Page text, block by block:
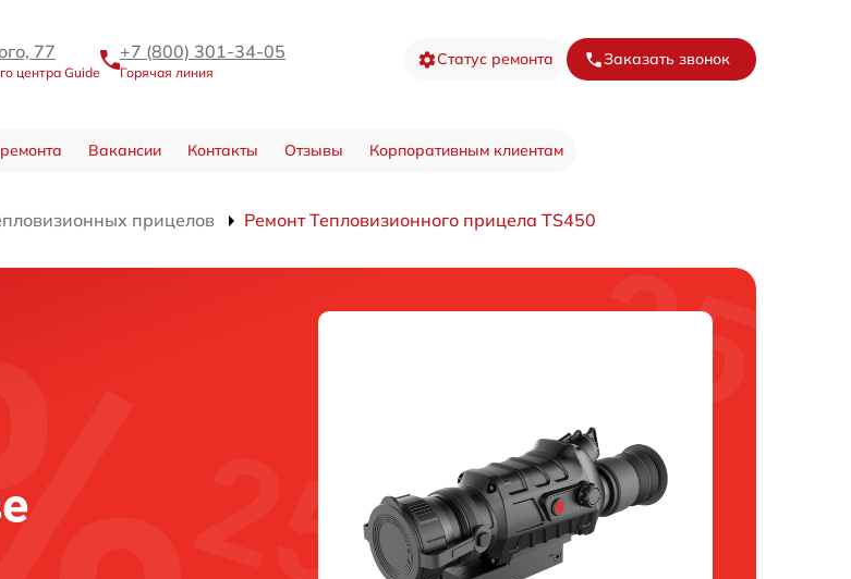
77
центра Guide
+7 (800) 301-34-05
Горячая линия
Статус ремонта Заказать звонок
Вакансии Контакты Отзывы Корпоративным клиентам
прицелов Ремонт Тепловизионного прицела TS450